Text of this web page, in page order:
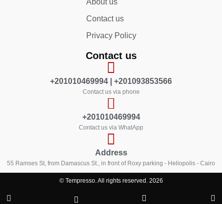
Contact us
Privacy Policy
Contact us
+201010469994 | +201093853566
Contact us via phone
+201010469994
Contact us via WhatApp
Address
55 Ramses St, from Damascus St., in front of Roxy parking - Heliopolis - Cairo
© Tempresso. All rights reserved. 2026